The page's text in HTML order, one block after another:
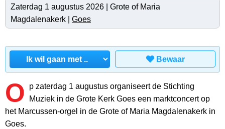
Zaterdag 1 augustus 2026 | Grote of Maria
Magdalenakerk | Goes
Bewaar
O
p zaterdag 1 augustus organiseert de Stichting
Muziek in de Grote Kerk Goes een marktconcert op
het Marcussen-orgel in de Grote of Maria Magdalenakerk in
Goes.